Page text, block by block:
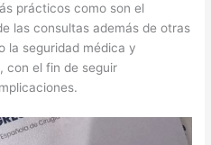
prácticos como son el
las consultas además de otras
la seguridad médica y
con el fin de seguir